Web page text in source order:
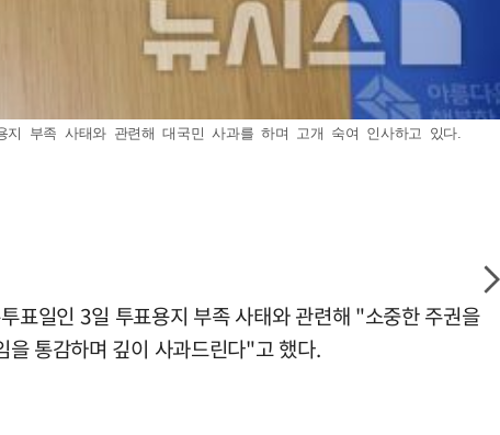
지 부족 사태와 관련해 대국민 사과를 하며 고개 숙여 인사하고 있다.
표일인 3일 투표용지 부족 사태와 관련해 "소중한 주권을
을 통감하며 깊이 사과드린다"고 했다.